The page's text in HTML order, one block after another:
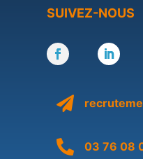
SUIVEZ-NOUS

 03 76 08